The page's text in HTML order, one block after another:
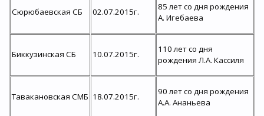
Сюрюбаевская СБ 02.07.2015г.
85 лет со дня рождения
А. Игебаева
Биккузинская СБ 10.07.2015г.
110 лет со дня
рождения Л.А. Кассиля
Тавакановская СМБ 18.07.2015г.
90 лет со дня рождения
А.А. Ананьева